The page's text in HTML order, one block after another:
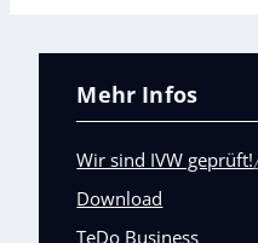
Mehr Infos
Wir sind IVW geprüft!
Download
TeDo Business